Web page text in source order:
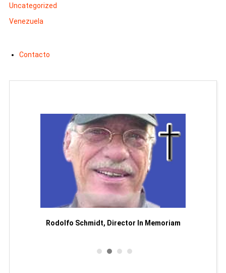
Uncategorized
Venezuela
Contacto
Rodolfo Schmidt, Director In Memoriam